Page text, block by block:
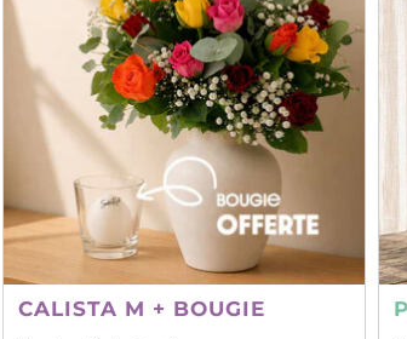
CALISTA M + BOUGIE